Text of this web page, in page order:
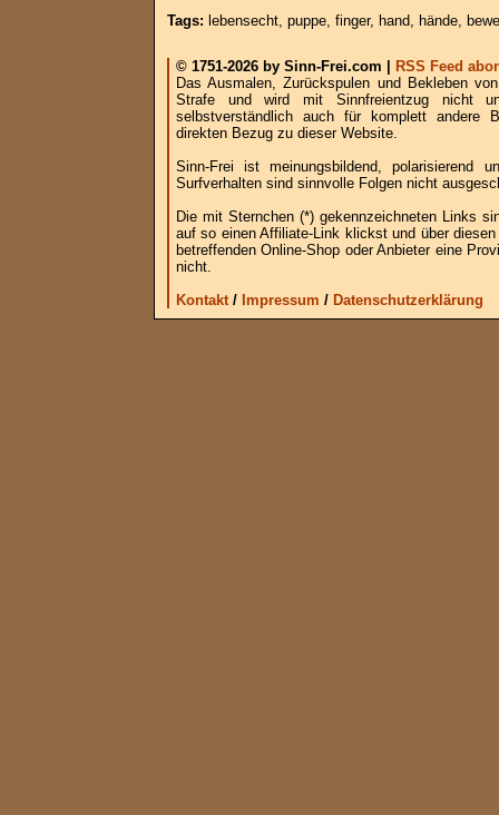
Tags: lebensecht, puppe, finger, hand, hände,
© 1751-2026 by Sinn-Frei.com |
RSS Feed
Das Ausmalen, Zurückspulen und Bekleben
Strafe und wird mit Sinnfreientzug nicht
selbstverständlich auch für komplett andere
direkten Bezug zu dieser Website.
Sinn-Frei ist meinungsbildend, polarisierend
Surfverhalten sind sinnvolle Folgen nicht
Die mit Sternchen (*) gekennzeichneten Links
auf so einen Affiliate-Link klickst und über
betreffenden Online-Shop oder Anbieter eine
nicht.
Kontakt/ Impressum / Datenschutzerklärung